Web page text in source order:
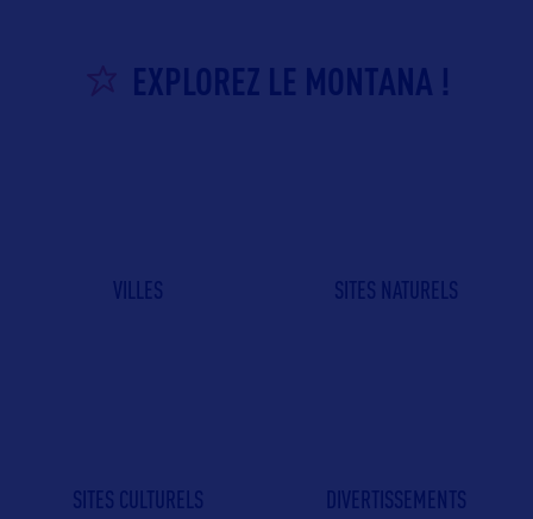
EXPLOREZ LE MONTANA !
VILLES SITES NATURELS
SITES CULTURELS DIVERTISSEMENTS